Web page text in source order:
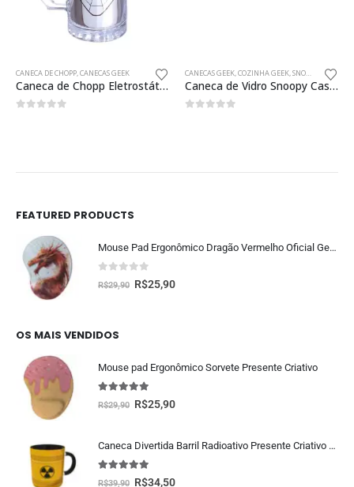
CANECA DE CHOPP,CANECAS GEEK
Caneca de Chopp Eletrostática Spider Man 450ml Oficial
CANECAS GEEK,COZINHA GEEK,SNOOPY
Caneca de Vidro Snoopy Casinha 320ml Oficial Colecionador
FEATURED PRODUCTS
Mouse Pad Ergonômico Dragão Vermelho Oficial Geek Vip
fora de 5
R$29,90 R$25,90
OS MAIS VENDIDOS
Mouse pad Ergonômico Sorvete Presente Criativo
5.00 fora de 5
R$29,90 R$25,90
Caneca Divertida Barril Radioativo Presente Criativo Geek
5.00 fora de 5
R$39,90 R$34,50